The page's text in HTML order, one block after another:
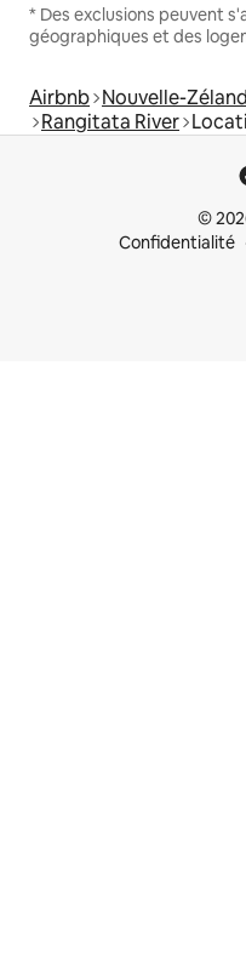
* Des exclusions peuvent
géographiques et des
Airbnb Nouvelle-
Rangitata River
©
Confidentialité